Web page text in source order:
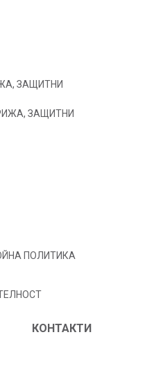
ЗАЩИТНИ
ЗАЩИТНИ
ПОЛИТИКА
КОНТАКТИ